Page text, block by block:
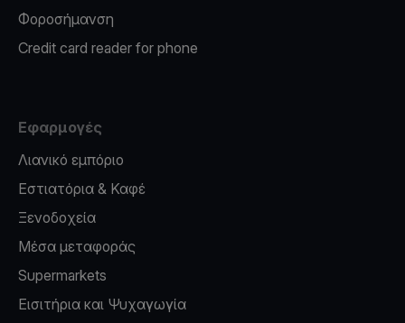
Φοροσήμανση
Credit card reader for phone
Εφαρμογές
Λιανικό εμπόριο
Εστιατόρια & Καφέ
Ξενοδοχεία
Μέσα μεταφοράς
Supermarkets
Εισιτήρια και Ψυχαγωγία